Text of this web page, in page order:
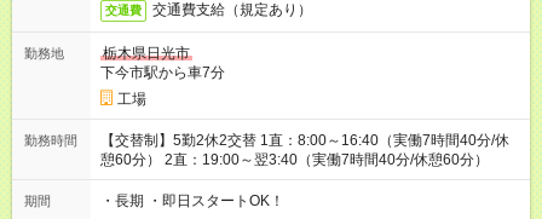
交通費 交通費支給（規定あり）
勤務地
栃木県日光市
下今市駅から車7分
工場
勤務時間
【交替制】5勤2休2交替 1直：8:00～16:40（実働7時間40分/休
憩60分） 2直：19:00～翌3:40（実働7時間40分/休憩60分）
期間 ・長期 ・即日スタートOK！